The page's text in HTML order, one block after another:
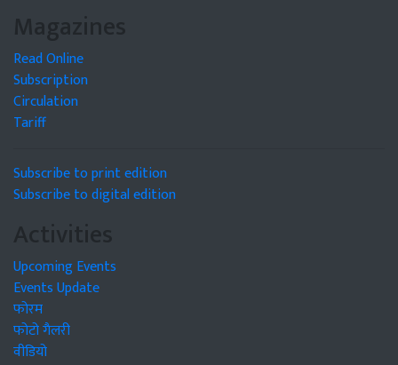
Magazines
Read Online
Subscription
Circulation
Tariff
Subscribe to print edition
Subscribe to digital edition
Activities
Upcoming Events
Events Update
फोरम
फोटो गैलरी
वीडियो